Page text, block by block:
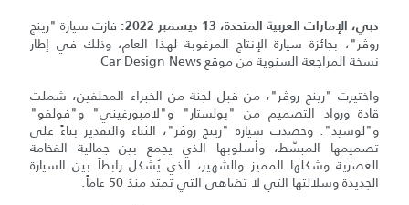
دبي، الإمارات العربية المتحدة، 13 ديسمبر 2022:
فازت سيارة "رينج
روڤر"، بجائزة سيارة الإنتاج المرغوبة لهذا العام، وذلك في إطار
نسخة المراجعة السنوية من موقع Car Design News
واختيرت "رينج روڤر"، من قبل لجنة من الخبراء المحلفين، شملت
قادة ورواد التصميم من "بولستار" و"لامبورغيني" و"فولفو"
و"لوسيد". وحصدت سيارة "رينج روڤر"، الثناء والتقدير بناءً على
تصميمها المبسّط، وأسلوبها الذي يجمع بين جمالية الفخامة
العصرية وشكلها المميز والشهير، الذي يُشكل رابطاً بين السيارة
الجديدة وسلالتها التي لا تضاهى التي تمتد منذ 50 عاماً.